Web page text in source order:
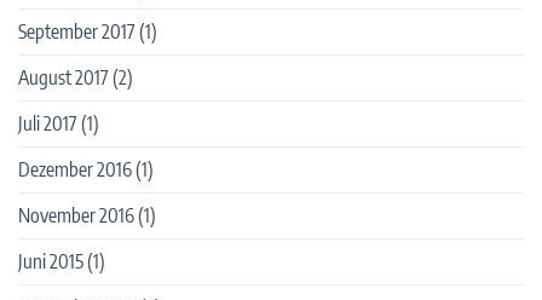
September 2017(1)
August 2017(2)
Juli 2017(1)
Dezember 2016(1)
November 2016(1)
Juni 2015(1)